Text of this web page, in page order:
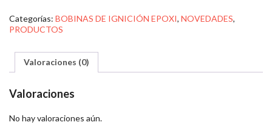
Categorías: BOBINAS DE IGNICIÓN EPOXI, NOVEDADES,
PRODUCTOS
Valoraciones (0)
Valoraciones
No hay valoraciones aún.